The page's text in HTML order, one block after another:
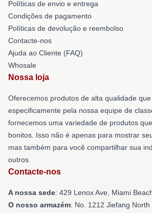
Políticas de envio e entrega
Condições de pagamento
Políticas de devolução e reembolso
Contacte-nos
Ajuda ao Cliente (FAQ)
Whosale
Nossa loja
Oferecemos produtos de alta qualidade
especificamente pela nossa equipe de
fornecemos uma variedade de produtos
bonitos. Isso não é apenas para mostrar
mas também para você compartilhar sua
outros.
Contacte-nos
A nossa sede: 429 Lenox Ave, Miami
O nosso armazém: No. 1212 Jiefang